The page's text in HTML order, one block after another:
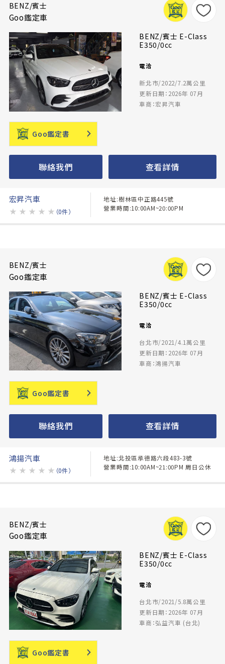
BENZ/賓士
Goo鑑定車
BENZ/賓士 E-Class
E350/0cc
電洽
新北市/2022/7.2萬公里
更新日期：2026年 07月
車商：宏昇汽車
Goo鑑定書
聯絡我們 查看詳情
宏昇汽車
★ ★ ★ ★ ★ （0件）
地址:樹林區中正路445號
營業時間:10:00AM~20:00PM
BENZ/賓士
Goo鑑定車
BENZ/賓士 E-Class
E350/0cc
電洽
台北市/2021/4.1萬公里
更新日期：2026年 07月
車商：鴻揚汽車
Goo鑑定書
聯絡我們 查看詳情
鴻揚汽車
★ ★ ★ ★ ★ （0件）
地址:北投區承德路六段483-3號
營業時間:10:00AM~21:00PM 周日公休
BENZ/賓士
Goo鑑定車
BENZ/賓士 E-Class
E350/0cc
電洽
台北市/2021/5.8萬公里
更新日期：2026年 07月
車商：弘益汽車 (台北)
Goo鑑定書